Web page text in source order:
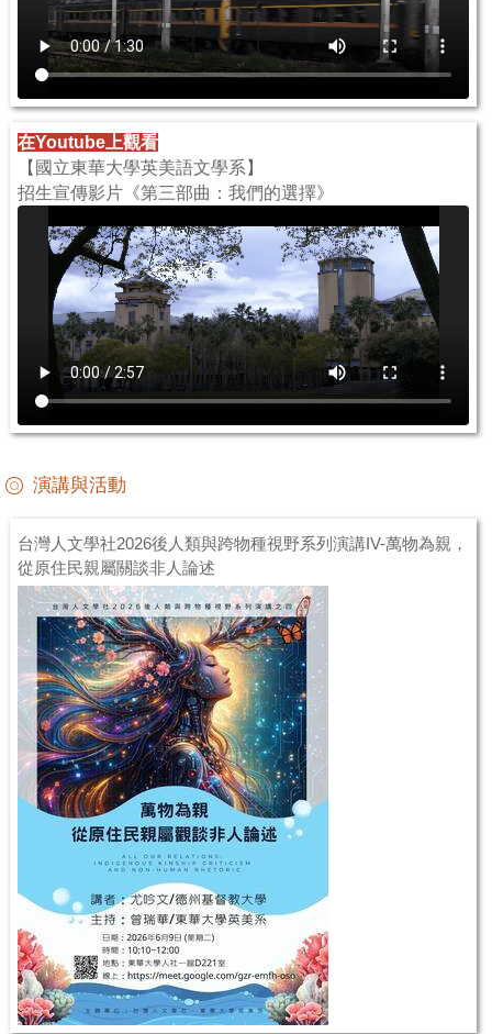
在Youtube上觀看
【國立東華大學英美語文學系】
招生宣傳影片《第三部曲：我們的選擇》
演講與活動
台灣人文學社2026後人類與跨物種視野系列演講IV-萬物為親，
從原住民親屬關談非人論述